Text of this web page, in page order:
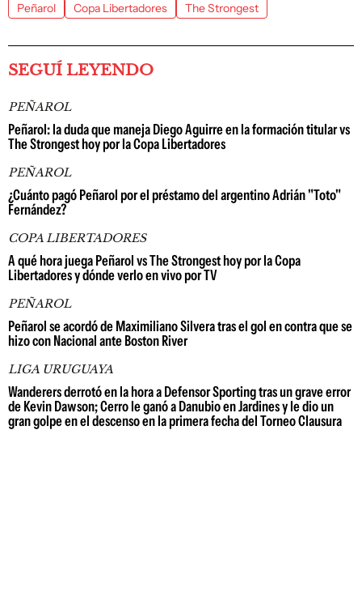
Peñarol Copa Libertadores The Strongest
SEGUÍ LEYENDO
PEÑAROL
Peñarol: la duda que maneja Diego Aguirre en la formación titular vs
The Strongest hoy por la Copa Libertadores
PEÑAROL
¿Cuánto pagó Peñarol por el préstamo del argentino Adrián "Toto"
Fernández?
COPA LIBERTADORES
A qué hora juega Peñarol vs The Strongest hoy por la Copa
Libertadores y dónde verlo en vivo por TV
PEÑAROL
Peñarol se acordó de Maximiliano Silvera tras el gol en contra que se
hizo con Nacional ante Boston River
LIGA URUGUAYA
Wanderers derrotó en la hora a Defensor Sporting tras un grave error
de Kevin Dawson; Cerro le ganó a Danubio en Jardines y le dio un
gran golpe en el descenso en la primera fecha del Torneo Clausura